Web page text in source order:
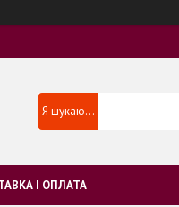
І ОПЛАТА